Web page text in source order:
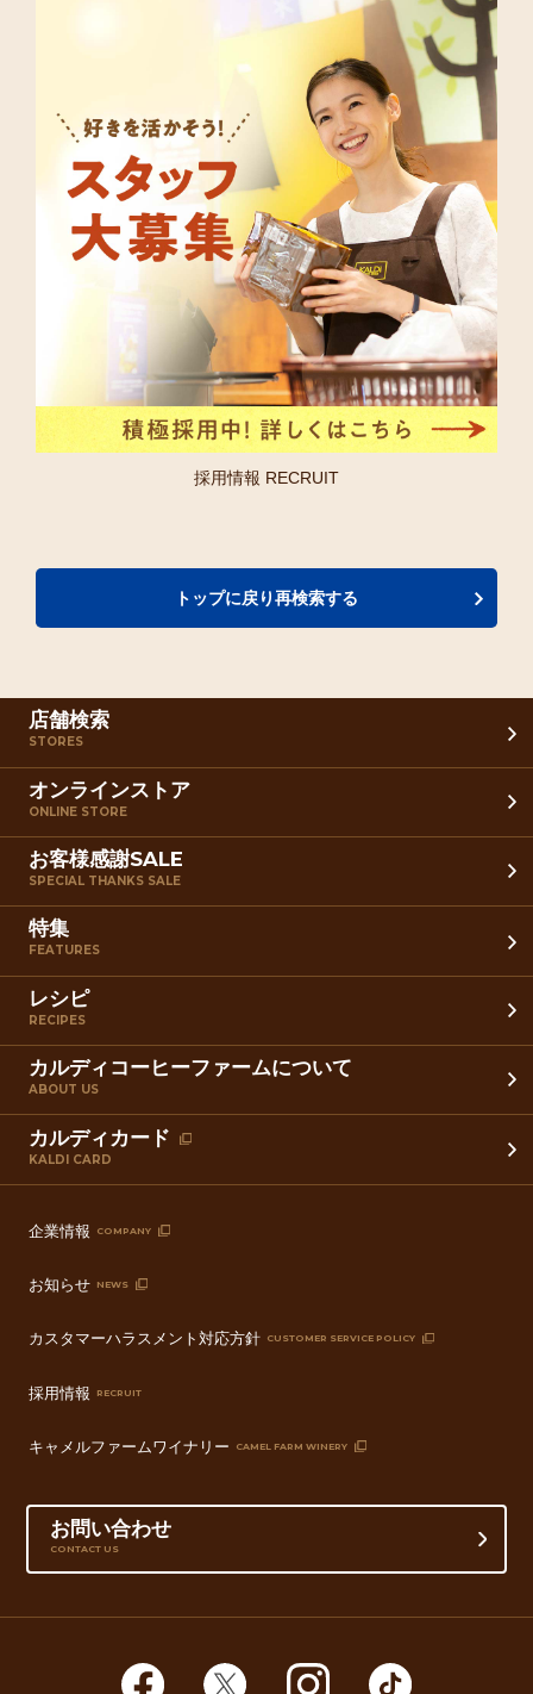
採用情報 RECRUIT
トップに戻り再検索する
店舗検索
STORES
オンラインストア
ONLINE STORE
お客様感謝SALE
SPECIAL THANKS SALE
特集
FEATURES
レシピ
RECIPES
カルディコーヒーファームについて
ABOUT US
カルディカード
KALDI CARD
企業情報 COMPANY
お知らせ NEWS
カスタマーハラスメント対応方針 CUSTOMER SERVICE POLICY
採用情報 RECRUIT
キャメルファームワイナリー CAMEL FARM WINERY
お問い合わせ
CONTACT US